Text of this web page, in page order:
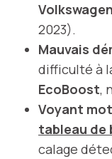
2023).
Mauvais
difficulté à
EcoBoost,
Voyant
tableau de
calage